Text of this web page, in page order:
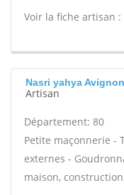
Voir la fiche artisan :
Nasri yahya Avignon
Artisan
Département: 80
Petite maçonnerie -
externes -
maison,